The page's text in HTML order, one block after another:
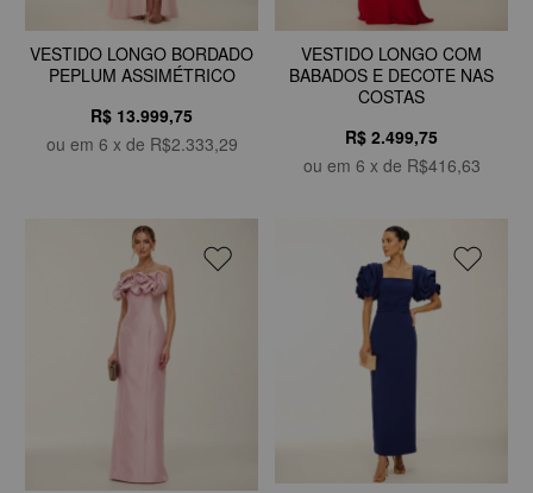
VESTIDO LONGO BORDADO
PEPLUM ASSIMÉTRICO
R$ 13.999,75
ou em 6 x de R$2.333,29
VESTIDO LONGO COM
BABADOS E DECOTE NAS
COSTAS
R$ 2.499,75
ou em 6 x de R$416,63